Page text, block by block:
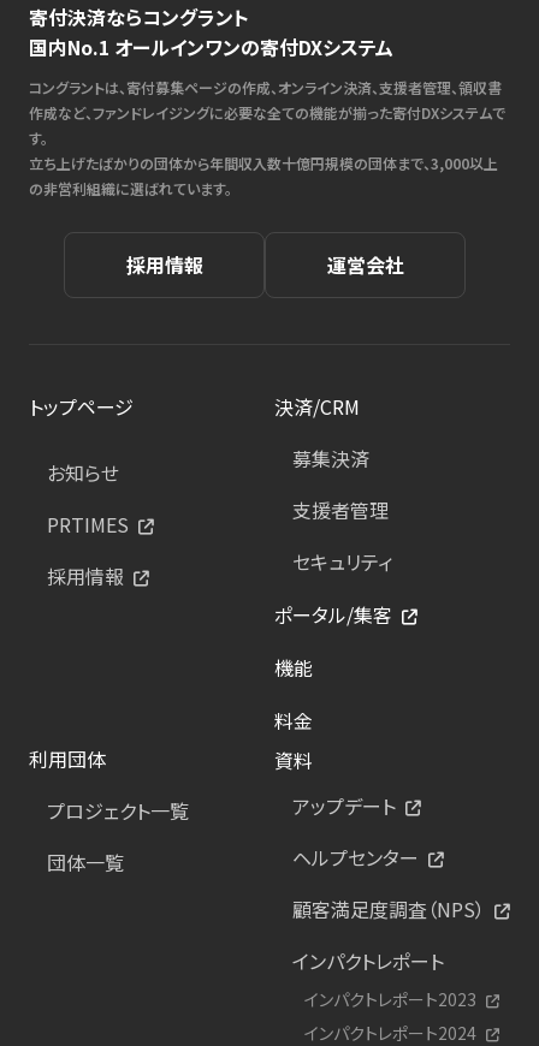
寄付決済ならコングラント
国内No.1 オールインワンの寄付DXシステム
コングラントは、寄付募集ページの作成、オンライン決済、支援者管理、領収書
作成など、ファンドレイジングに必要な全ての機能が揃った寄付DXシステムで
す。
立ち上げたばかりの団体から年間収入数十億円規模の団体まで、3,000以上
の非営利組織に選ばれています。
採用情報 運営会社
トップページ
お知らせ
PRTIMES
採用情報
決済/CRM
募集決済
支援者管理
セキュリティ
ポータル/集客
機能
料金
利用団体
プロジェクト一覧
団体一覧
資料
アップデート
ヘルプセンター
顧客満足度調査（NPS）
インパクトレポート
インパクトレポート2023
インパクトレポート2024